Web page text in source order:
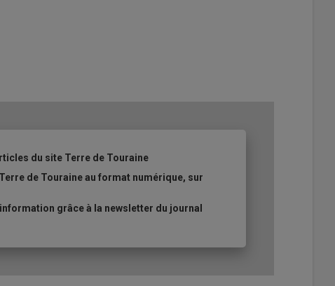
du site Terre de Touraine
de Touraine au format numérique, sur
grâce à la newsletter du journal